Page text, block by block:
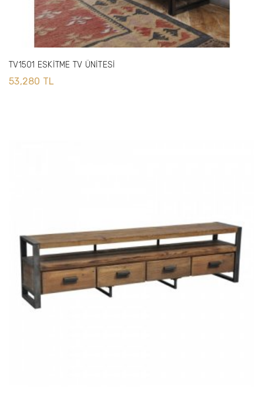
TV1501 ESKİTME TV ÜNİTESİ
53,280 TL